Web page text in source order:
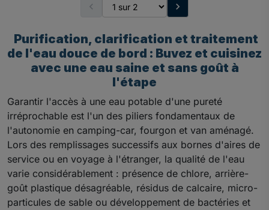
 
Purification, clarification et traitement
de l'eau douce de bord : Buvez et cuisinez
avec une eau saine et sans goût à
l'étape
Garantir l'accès à une eau potable d'une pureté
irréprochable est l'un des piliers fondamentaux de
l'autonomie en camping-car, fourgon et van aménagé.
Lors des remplissages successifs aux bornes d'aires de
service ou en voyage à l'étranger, la qualité de l'eau
varie considérablement : présence de chlore, arrière-
goût plastique désagréable, résidus de calcaire, micro-
particules de sable ou développement de bactéries et